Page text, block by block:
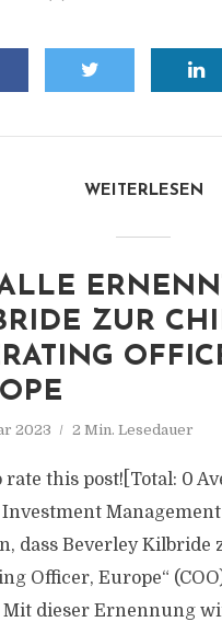
WEITERLESEN
ZUR
2023 2 Min. Lesedauer
rate this post![Total: 0
Investment
dass Beverley Kilbride
Officer, Europe“
dieser Ernennung